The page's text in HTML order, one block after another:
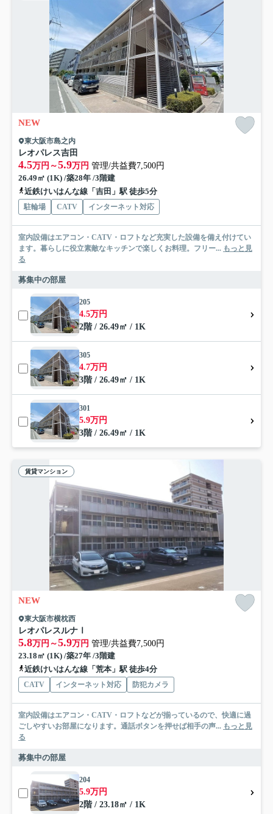
NEW
東大阪市島之内
レオパレス吉田
4.5万円～5.9万円 管理/共益費7,500円
26.49㎡ (1K) /築28年 /3階建
近鉄けいはんな線「吉田」駅 徒歩5分
駐輪場 CATV インターネット対応
室内設備はエアコン・CATV・ロフトなど充実した設備を備え付けてい
ます。暮らしに役立素敵なキッチンで楽しくお料理。フリー... もっと見
る
募集中の部屋
205
4.5万円
2階 / 26.49㎡ / 1K
305
4.7万円
3階 / 26.49㎡ / 1K
301
5.9万円
3階 / 26.49㎡ / 1K
賃貸マンション
NEW
東大阪市横枕西
レオパレスルナⅠ
5.8万円～5.9万円 管理/共益費7,500円
23.18㎡ (1K) /築27年 /3階建
近鉄けいはんな線「荒本」駅 徒歩4分
CATV インターネット対応 防犯カメラ
室内設備はエアコン・CATV・ロフトなどが揃っているので、快適に過
ごしやすいお部屋になります。通話ボタンを押せば相手の声... もっと見
る
募集中の部屋
204
5.9万円
2階 / 23.18㎡ / 1K